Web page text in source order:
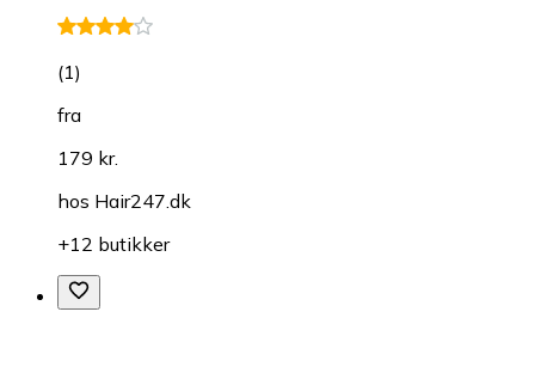
(1)
fra
179 kr.
hos Hair247.dk
+12 butikker